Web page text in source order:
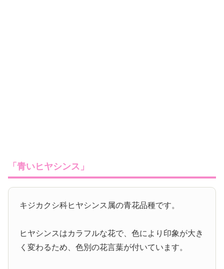
「青いヒヤシンス」
キジカクシ科ヒヤシンス属の青花品種です。
ヒヤシンスはカラフルな花で、色により印象が大き
く変わるため、色別の花言葉が付いています。